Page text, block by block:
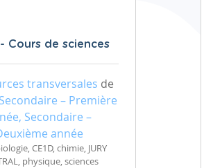
- Cours de sciences
transversales de
Secondaire – Première
Secondaire –
année
CE1D, chimie, JURY
physique, sciences